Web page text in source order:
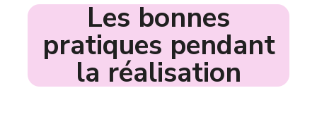
Les bonnes
pratiques pendant
la réalisation